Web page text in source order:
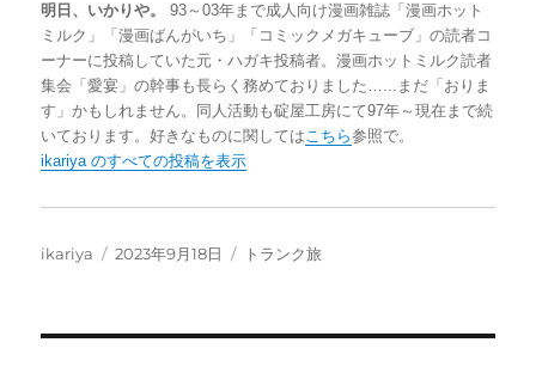
o
d
o
n
k
y
n
a
b
o
o
明日、いかりや。
93～03年まで成人向け漫画雑誌「漫画ホット
ミルク」「漫画ばんがいち」「コミックメガキューブ」の読者コ
ーナーに投稿していた元・ハガキ投稿者。漫画ホットミルク読者
集会「愛宴」の幹事も長らく務めておりました…...まだ「おりま
す」かもしれません。同人活動も碇屋工房にて97年～現在まで続
いております。好きなものに関してはこちら参照で。
ikariya のすべての投稿を表示
投
ikariya
投
2023年9月18日
カ
トランク旅